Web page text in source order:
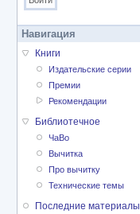
Навигация
Книги
Издательские серии
Премии
Рекомендации
Библиотечное
ЧаВо
Вычитка
Про вычитку
Технические темы
Последние материалы